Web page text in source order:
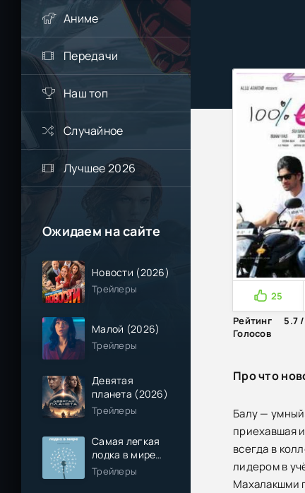
Аниме
Передачи
Наш топ
Случайное
Лучшее 2026
Ожидаем на сайте
Новости (2026)
Трейлеры
Малой (2026)
Трейлеры
Девятая
планета (2026)
Трейлеры
Самая легкая
лодка в мире
(2026)
Трейлеры
25
Рейтинг
5.7
Голосов
Про что
Балу —
приехавшая
всегда в
лидером в
Махалакшми